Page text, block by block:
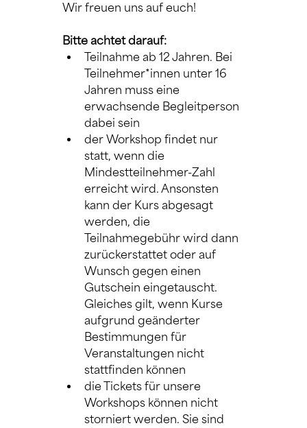
Wir freuen uns auf euch!
Bitte achtet darauf:
Teilnahme ab 12 Jahren. Bei
Teilnehmer*innen unter 16
Jahren muss eine
erwachsende Begleitperson
dabei sein
der Workshop findet nur
statt, wenn die
Mindestteilnehmer-Zahl
erreicht wird. Ansonsten
kann der Kurs abgesagt
werden, die
Teilnahmegebühr wird dann
zurückerstattet oder auf
Wunsch gegen einen
Gutschein eingetauscht.
Gleiches gilt, wenn Kurse
aufgrund geänderter
Bestimmungen für
Veranstaltungen nicht
stattfinden können
die Tickets für unsere
Workshops können nicht
storniert werden. Sie sind